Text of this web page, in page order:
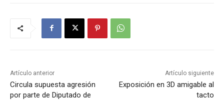
Artículo anterior
Circula supuesta agresión
por parte de Diputado de
Artículo siguiente
Exposición en 3D amigable al
tacto